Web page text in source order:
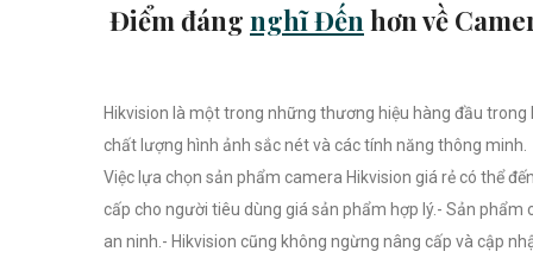
Điểm đáng nghĩ Đến hơn về
Hikvision là một trong những thương hiệu hàng đầu
chất lượng hình ảnh sắc nét và các tính năng thông minh.
Việc lựa chọn sản phẩm camera Hikvision giá rẻ có thể
cấp cho người tiêu dùng giá sản phẩm hợp lý.- Sản phẩm
an ninh.- Hikvision cũng không ngừng nâng cấp và cập